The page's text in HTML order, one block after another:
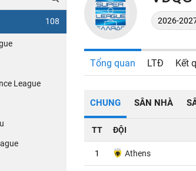
108
League
Tổng quan LTĐ Kết
CHUNG SÂN NHÀ
TT ĐỘI
1 Athens